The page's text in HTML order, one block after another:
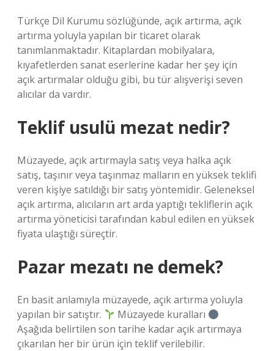
Türkçe Dil Kurumu sözlüğünde, açık artırma, açık
artırma yoluyla yapılan bir ticaret olarak
tanımlanmaktadır. Kitaplardan mobilyalara,
kıyafetlerden sanat eserlerine kadar her şey için
açık artırmalar olduğu gibi, bu tür alışverişi seven
alıcılar da vardır.
Teklif usulü mezat nedir?
Müzayede, açık artırmayla satış veya halka açık
satış, taşınır veya taşınmaz malların en yüksek teklifi
veren kişiye satıldığı bir satış yöntemidir. Geleneksel
açık artırma, alıcıların art arda yaptığı tekliflerin açık
artırma yöneticisi tarafından kabul edilen en yüksek
fiyata ulaştığı süreçtir.
Pazar mezatı ne demek?
En basit anlamıyla müzayede, açık artırma yoluyla
yapılan bir satıştır.
Müzayede kuralları
Aşağıda belirtilen son tarihe kadar açık artırmaya
çıkarılan her bir ürün için teklif verilebilir.